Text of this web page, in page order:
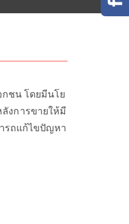
กชน โดยมีนโย
งการขายให้มี
รถแก้ไขปัญหา